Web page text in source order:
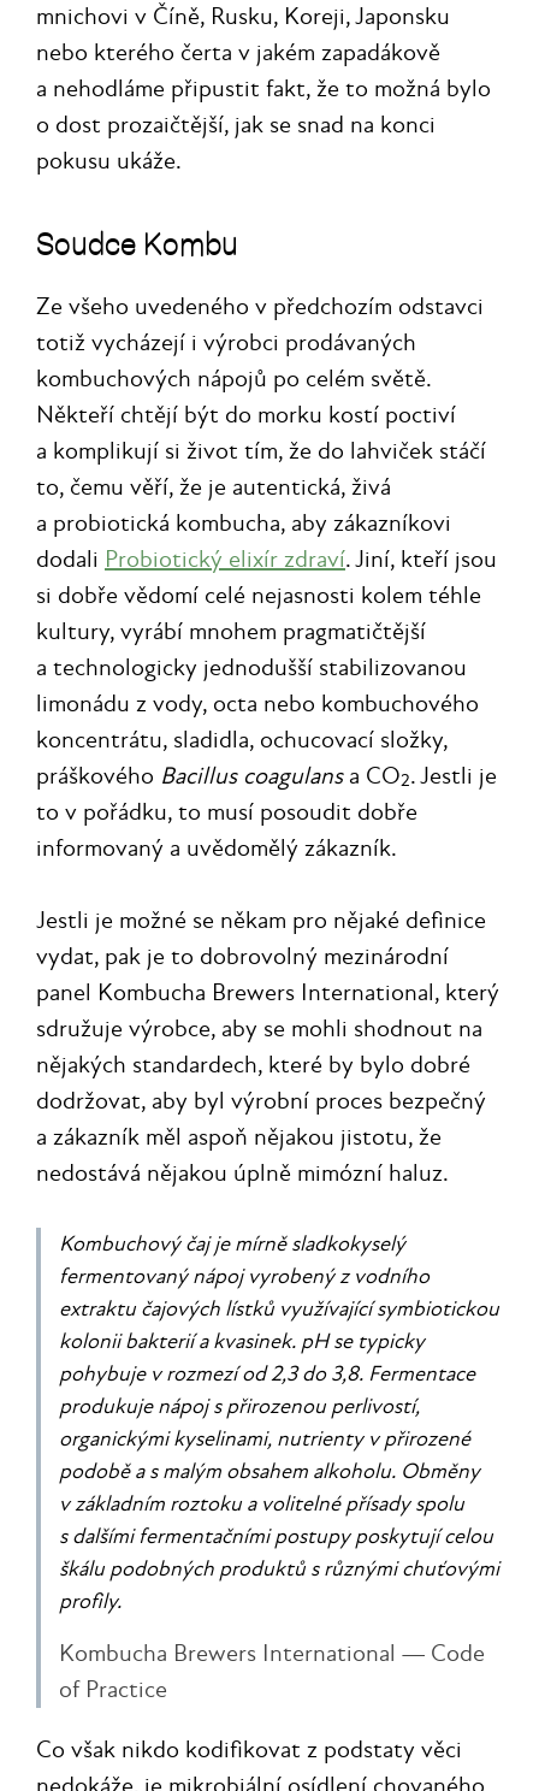
mnichovi v Číně, Rusku, Koreji, Japonsku
nebo kterého čerta v jakém zapadákově
a nehodláme připustit fakt, že to možná bylo
o dost prozaičtější, jak se snad na konci
pokusu ukáže.
Soudce Kombu
Ze všeho uvedeného v předchozím odstavci
totiž vycházejí i výrobci prodávaných
kombuchových nápojů po celém světě.
Někteří chtějí být do morku kostí poctiví
a komplikují si život tím, že do lahviček stáčí
to, čemu věří, že je autentická, živá
a probiotická kombucha, aby zákazníkovi
dodali Probiotický elixír zdraví. Jiní, kteří jsou
si dobře vědomí celé nejasnosti kolem téhle
kultury, vyrábí mnohem pragmatičtější
a technologicky jednodušší stabilizovanou
limonádu z vody, octa nebo kombuchového
koncentrátu, sladidla, ochucovací složky,
práškového Bacillus coagulansa CO2. Jestli je
to v pořádku, to musí posoudit dobře
informovaný a uvědomělý zákazník.
Jestli je možné se někam pro nějaké definice
vydat, pak je to dobrovolný mezinárodní
panel Kombucha Brewers International, který
sdružuje výrobce, aby se mohli shodnout na
nějakých standardech, které by bylo dobré
dodržovat, aby byl výrobní proces bezpečný
a zákazník měl aspoň nějakou jistotu, že
nedostává nějakou úplně mimózní haluz.
Kombuchový čaj je mírně sladkokyselý
fermentovaný nápoj vyrobený z vodního
extraktu čajových lístků využívající symbiotickou
kolonii bakterií a kvasinek. pH se typicky
pohybuje v rozmezí od 2,3 do 3,8. Fermentace
produkuje nápoj s přirozenou perlivostí,
organickými kyselinami, nutrienty v přirozené
podobě a s malým obsahem alkoholu. Obměny
v základním roztoku a volitelné přísady spolu
s dalšími fermentačními postupy poskytují celou
škálu podobných produktů s různými chuťovými
profily.
Kombucha Brewers International — Code
of Practice
Co však nikdo kodifikovat z podstaty věci